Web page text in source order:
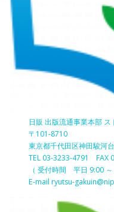
日販 出版流通事業本部
〒101-8710
東京都千代田区神田駿河
TEL 03-3233-4791 FAX
（ 受付時間 平日 9:00 ～
E-mail ryutsu-